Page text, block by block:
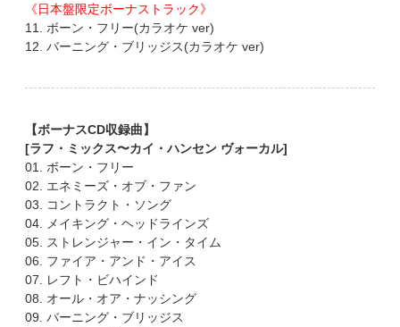
《日本盤限定ボーナストラック》
11. ボーン・フリー(カラオケ ver)
12. バーニング・ブリッジス(カラオケ ver)
【ボーナスCD収録曲】
[ラフ・ミックス〜カイ・ハンセン ヴォーカル]
01. ボーン・フリー
02. エネミーズ・オブ・ファン
03. コントラクト・ソング
04. メイキング・ヘッドラインズ
05. ストレンジャー・イン・タイム
06. ファイア・アンド・アイス
07. レフト・ビハインド
08. オール・オア・ナッシング
09. バーニング・ブリッジス